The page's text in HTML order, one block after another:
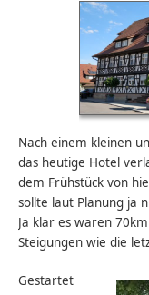
Nach einem kleinen
das heutige Hotel
dem Frühstück von
sollte laut Planung ja
Ja klar es waren
Steigungen wie die
Gestartet